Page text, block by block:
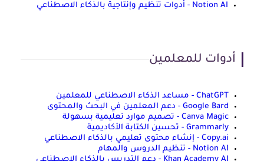
Notion AI - أدوات تنظيم وإنتاجية بالذكاء الاصطناعي
أدوات للمعلمين
ChatGPT - مساعد الذكاء الاصطناعي للمعلمين
Google Bard - دعم المعلمين في البحث والمحتوى
Canva Magic - تصميم موارد تعليمية بسهولة
Grammarly - تحسين الكتابة الأكاديمية
Copy.ai - إنشاء محتوى تعليمي بالذكاء الاصطناعي
Notion AI - تنظيم الدروس والمهام